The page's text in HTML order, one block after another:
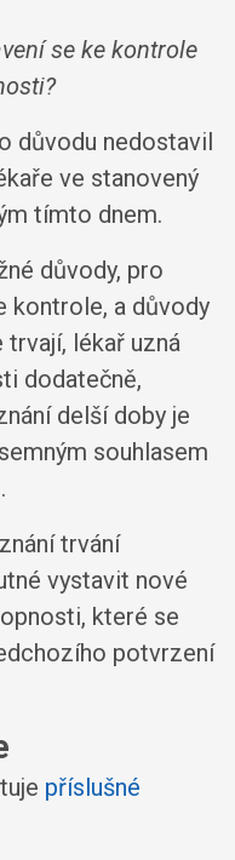
se ke kontrole
důvodu nedostavil
ve stanovený
tímto dnem.
důvody, pro
kontrole, a důvody
lékař uzná
dodatečně,
delší doby je
souhlasem
trvání
vystavit nové
které se
potvrzení
příslušné